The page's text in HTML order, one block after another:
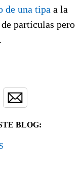
de una tipa a la
partículas pero
.
BLOG: